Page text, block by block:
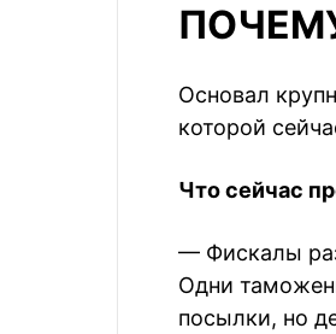
Основал
которой
Что сейчас
— Фискалы
Одни
посылки, но